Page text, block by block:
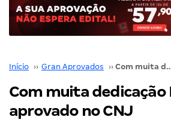
Início ›› Gran Aprovados ›› Com muita dedicação Bruno
Com muita dedicação
aprovado no CNJ